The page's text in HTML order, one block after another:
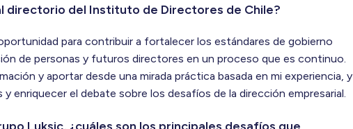
directorio del Instituto de Directores de Chile?
para contribuir a fortalecer los estándares de gobierno
de personas y futuros directores en un proceso que es continuo.
y aportar desde una mirada práctica basada en mi experiencia, y
enriquecer el debate sobre los desafíos de la dirección empresarial.